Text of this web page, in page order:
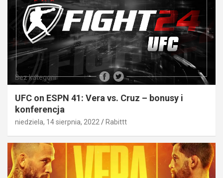
Bez kategorii
UFC on ESPN 41: Vera vs. Cruz – bonusy i
konferencja
niedziela, 14 sierpnia, 2022 Rabittt